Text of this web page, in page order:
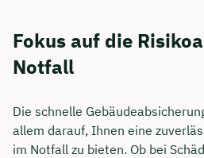
Fokus auf die
Notfall
Die schnelle
allem darauf, Ihnen eine
im Notfall zu bieten. Ob bei